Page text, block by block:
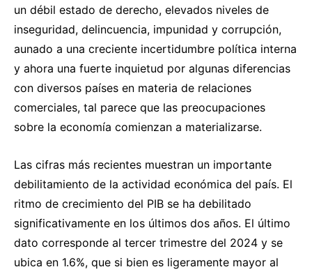
un débil estado de derecho, elevados niveles de
inseguridad, delincuencia, impunidad y corrupción,
aunado a una creciente incertidumbre política interna
y ahora una fuerte inquietud por algunas diferencias
con diversos países en materia de relaciones
comerciales, tal parece que las preocupaciones
sobre la economía comienzan a materializarse.
Las cifras más recientes muestran un importante
debilitamiento de la actividad económica del país. El
ritmo de crecimiento del PIB se ha debilitado
significativamente en los últimos dos años. El último
dato corresponde al tercer trimestre del 2024 y se
ubica en 1.6%, que si bien es ligeramente mayor al